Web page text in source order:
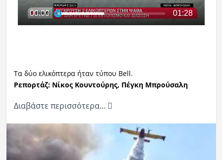
Τα δύο ελικόπτερα ήταν τύπου Bell.
Ρεπορτάζ: Νίκος Κουντούρης, Πέγκη Μπρούσαλη
Διαβάστε περισσότερα...